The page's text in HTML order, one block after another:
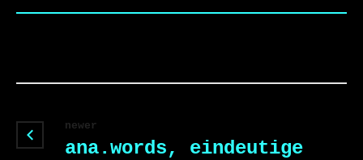
newer
ana.words, eindeutige